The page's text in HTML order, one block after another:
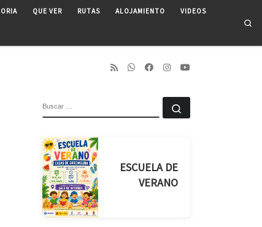
QUE VER RUTAS ALOJAMIENTO VIDEOS
ESCUELA DE
VERANO